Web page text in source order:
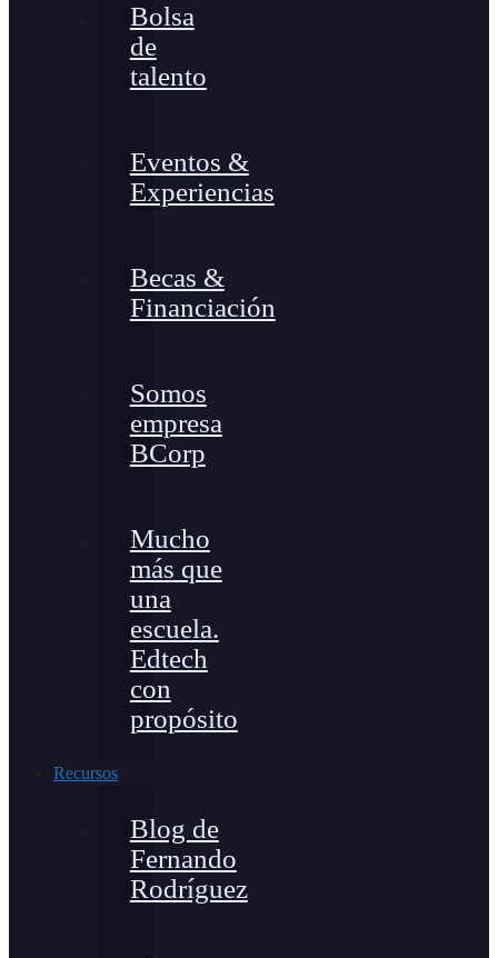
Bolsa
de
talento
Eventos &
Experiencias
Becas &
Financiación
Somos
empresa
BCorp
Mucho
más que
una
escuela.
Edtech
con
propósito
Recursos
Blog de
Fernando
Rodríguez